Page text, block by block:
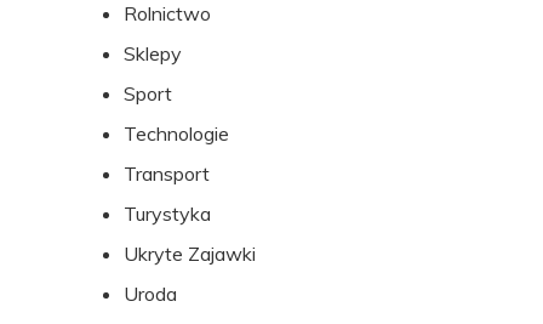
Rolnictwo
Sklepy
Sport
Technologie
Transport
Turystyka
Ukryte Zajawki
Uroda